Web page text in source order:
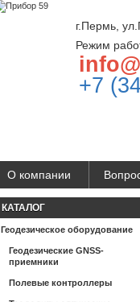
г.Пермь,
Режим
+7
О компании
КАТАЛОГ
Геодезическое оборудование
Геодезические GNSS-
приемники
Полевые контроллеры